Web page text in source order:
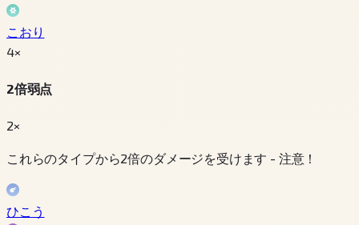
こおり
4×
2倍弱点
2×
これらのタイプから2倍のダメージを受けます - 注意！
ひこう